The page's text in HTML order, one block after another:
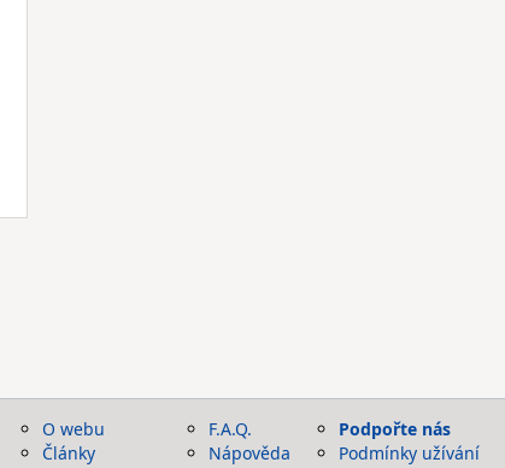
O webu
Články
F.A.Q.
Nápověda
Podpořte nás
Podmínky užívání